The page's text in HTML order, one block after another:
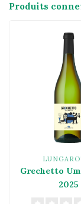
Produits
Grechetto
2025